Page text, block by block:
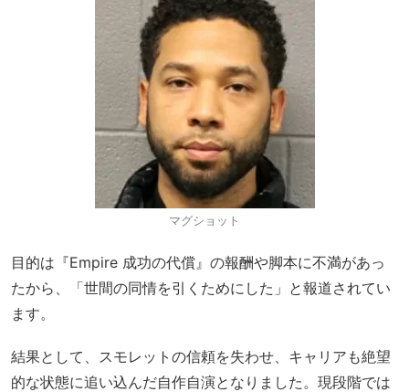
マグショット
目的は『Empire 成功の代償』の報酬や脚本に不満があっ
たから、「世間の同情を引くためにした」と報道されてい
ます。
結果として、スモレットの信頼を失わせ、キャリアも絶望
的な状態に追い込んだ自作自演となりました。現段階では